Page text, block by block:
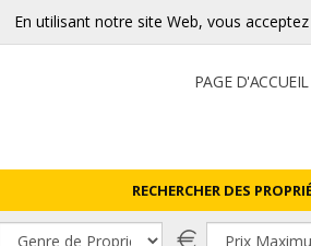
En utilisant notre site Web, vous
PAGE D'ACCUEIL
RECHERCHER DES